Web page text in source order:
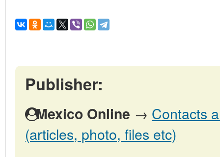
Publisher:
Mexico Online → Contacts
(articles, photo, files etc)